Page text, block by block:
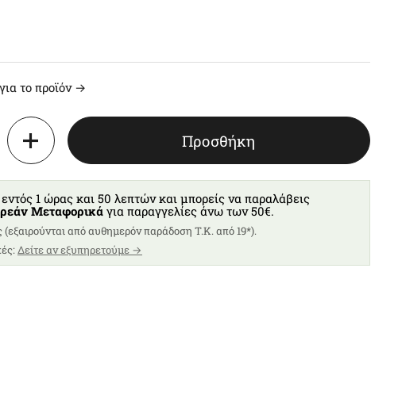
το προϊόν →
Προσθήκη
1 ώρας και 50 λεπτών και μπορείς να παραλάβεις
Μεταφορικά για παραγγελίες άνω των 50€.
(εξαιρούνται από αυθημερόν παράδοση T.K. από 19*).
Δείτε αν εξυπηρετούμε →